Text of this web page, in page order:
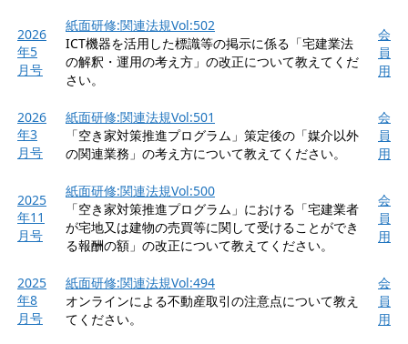
2026
年5
月号
紙面研修:関連法規Vol:502
ICT機器を活用した標識等の掲示に係る「宅建業法
の解釈・運用の考え方」の改正について教えてくだ
さい。
会
員
用
2026
年3
月号
紙面研修:関連法規Vol:501
「空き家対策推進プログラム」策定後の「媒介以外
の関連業務」の考え方について教えてください。
会
員
用
2025
年11
月号
紙面研修:関連法規Vol:500
「空き家対策推進プログラム」における「宅建業者
が宅地又は建物の売買等に関して受けることができ
る報酬の額」の改正について教えてください。
会
員
用
2025
年8
月号
紙面研修:関連法規Vol:494
オンラインによる不動産取引の注意点について教え
てください。
会
員
用